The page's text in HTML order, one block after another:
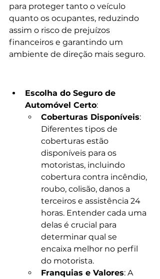
para proteger tanto o veículo
quanto os ocupantes, reduzindo
assim o risco de prejuízos
financeiros e garantindo um
ambiente de direção mais seguro.
Escolha do Seguro de
Automóvel Certo:
Coberturas Disponíveis:
Diferentes tipos de
coberturas estão
disponíveis para os
motoristas, incluindo
cobertura contra incêndio,
roubo, colisão, danos a
terceiros e assistência 24
horas. Entender cada uma
delas é crucial para
determinar qual se
encaixa melhor no perfil
do motorista.
Franquias e Valores: A